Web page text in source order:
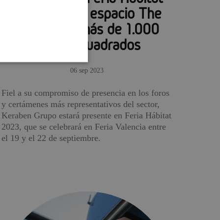
2023 con su espacio The
Square de más de 1.000
metros cuadrados
06 sep 2023
Fiel a su compromiso de presencia en los foros
y certámenes más representativos del sector,
Keraben Grupo estará presente en Feria Hábitat
2023, que se celebrará en Feria Valencia entre
el 19 y el 22 de septiembre.